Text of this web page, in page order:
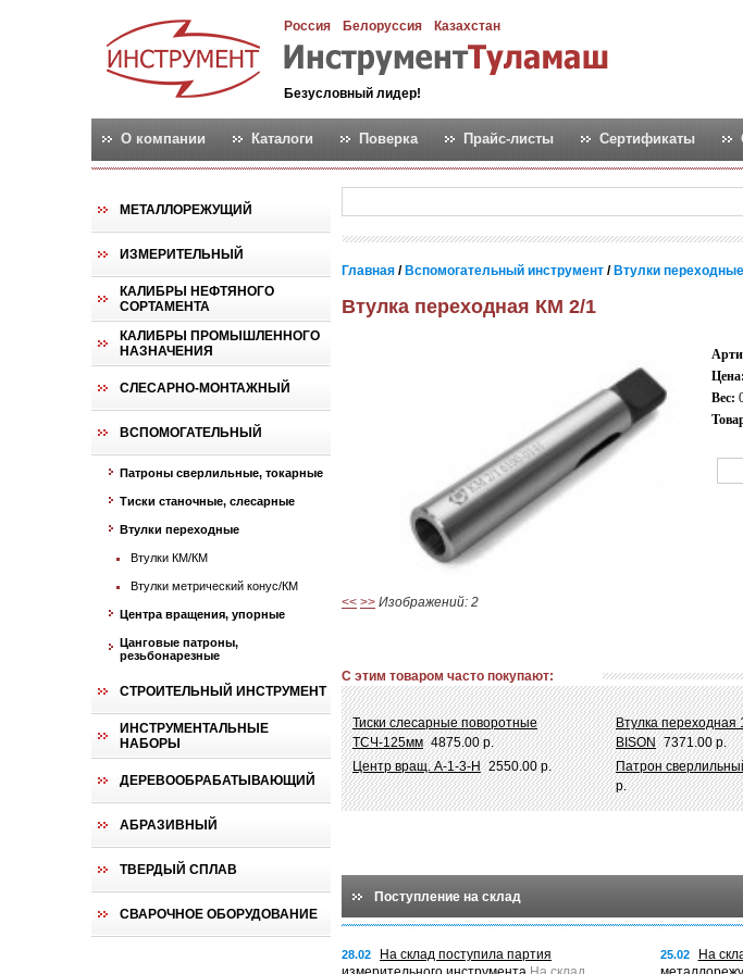
Россия Белоруссия Казахстан
Безусловный лидер!
О компании Каталоги Поверка Прайс-листы Сертификаты
МЕТАЛЛОРЕЖУЩИЙ
ИЗМЕРИТЕЛЬНЫЙ
КАЛИБРЫ НЕФТЯНОГО
СОРТАМЕНТА
КАЛИБРЫ ПРОМЫШЛЕННОГО
НАЗНАЧЕНИЯ
СЛЕСАРНО-МОНТАЖНЫЙ
ВСПОМОГАТЕЛЬНЫЙ
Патроны сверлильные, токарные
Тиски станочные, слесарные
Втулки переходные
Втулки КМ/КМ
Втулки метрический конус/КМ
Центра вращения, упорные
Цанговые патроны,
резьбонарезные
СТРОИТЕЛЬНЫЙ ИНСТРУМЕНТ
ИНСТРУМЕНТАЛЬНЫЕ
НАБОРЫ
ДЕРЕВООБРАБАТЫВАЮЩИЙ
АБРАЗИВНЫЙ
ТВЕРДЫЙ СПЛАВ
СВАРОЧНОЕ ОБОРУДОВАНИЕ
Главная / Вспомогательный инструмент / Втулки переходные
Втулка переходная КМ 2/1
<< >> Изображений: 2
Цена:
Вес:
С этим товаром часто покупают:
Тиски слесарные поворотные
ТСЧ-125мм 4875.00 р.
Втулка переходная
BISON 7371.00 р.
Центр вращ. А-1-3-Н 2550.00 р. Патрон
р.
Поступление на склад
28.02
На склад поступила партия
25.02
На